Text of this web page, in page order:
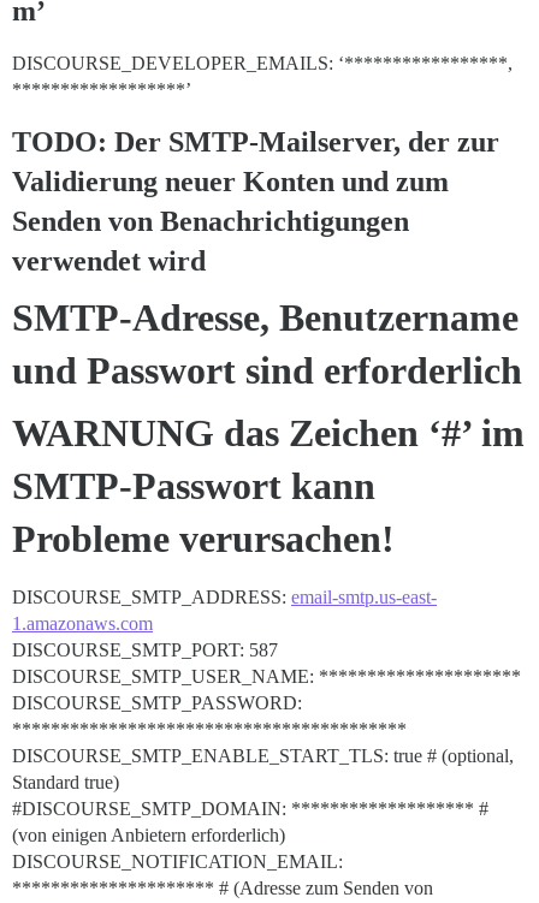
m’
DISCOURSE_DEVELOPER_EMAILS: ‘*****************,
******************’
TODO: Der SMTP-Mailserver, der zur
Validierung neuer Konten und zum
Senden von Benachrichtigungen
verwendet wird
SMTP-Adresse, Benutzername
und Passwort sind erforderlich
WARNUNG das Zeichen ‘#’ im
SMTP-Passwort kann
Probleme verursachen!
DISCOURSE_SMTP_ADDRESS: email-smtp.us-east-
1.amazonaws.com
DISCOURSE_SMTP_PORT: 587
DISCOURSE_SMTP_USER_NAME: *********************
DISCOURSE_SMTP_PASSWORD:
*****************************************
DISCOURSE_SMTP_ENABLE_START_TLS: true # (optional,
Standard true)
#DISCOURSE_SMTP_DOMAIN: ******************* #
(von einigen Anbietern erforderlich)
DISCOURSE_NOTIFICATION_EMAIL:
********************* # (Adresse zum Senden von